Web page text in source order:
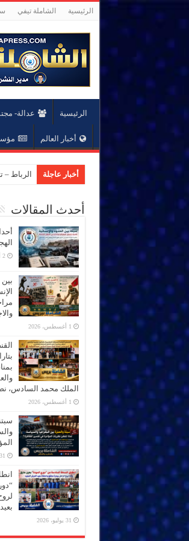
الرئيسية الشاملة تيفي
الرئيسية عدالة-
أخبار العالم
أخبار عاجلة الرباط
أحدث المقالات
2 أغسطس، 2026
1 أغسطس، 2026
الملك محمد السادس،
1 أغسطس، 2026
31 يوليو، 2026
31 يوليو، 2026